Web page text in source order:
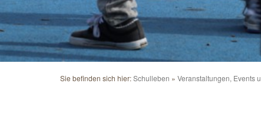
Sie befinden sich hier:Schulleben Veranstaltungen, Events